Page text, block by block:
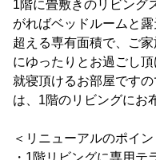
1階に畳敷きのリビング
がればベッドルームと
超える専有面積で、ご
にゆったりとお過ごし
就寝頂けるお部屋です
は、1階のリビングにお
＜リニューアルのポイン
・1階リビングに専用テ